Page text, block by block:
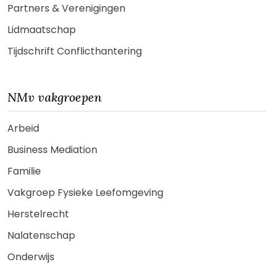
Partners & Verenigingen
Lidmaatschap
Tijdschrift Conflicthantering
NMv vakgroepen
Arbeid
Business Mediation
Familie
Vakgroep Fysieke Leefomgeving
Herstelrecht
Nalatenschap
Onderwijs